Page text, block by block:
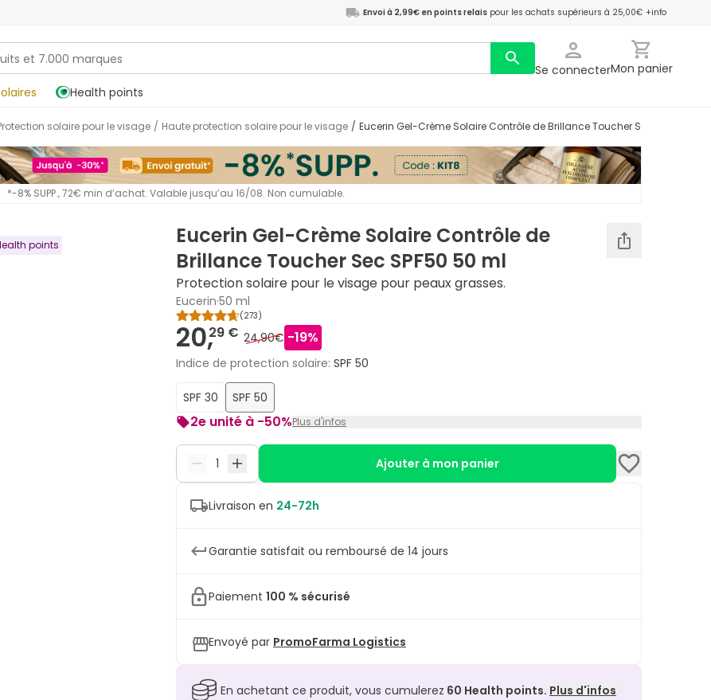
Envoi à 2,99€ en points relais pour les achats supérieurs à 25,00€ +info
Se connecterMon panier
Health points
Protection solaire pour le visage / Haute protection solaire pour le visage / Eucerin Gel-Crème Solaire Contrôle de Brillance Toucher Sec SPF50 50
*-8% SUPP., 72€ min d’achat. Valable jusqu’au 16/08. Non cumulable.
points
Eucerin Gel-Crème Solaire Contrôle de
Brillance Toucher Sec SPF50 50 ml
Protection solaire pour le visage pour peaux grasses.
Eucerin·50 ml
(273)
20,29 € 24,90€ -19%
Indice de protection solaire: SPF 50
SPF 30 SPF 50
2e unité à -50%Plus d'infos
Remise de 50% sur la deuxième unité deEucerin Gel-Crème Solaire Contrôle de
Brillance Toucher Sec SPF50 50 ml. Elle s’applique automatiquement dans votre
panier.
Ajouter à mon panier
Livraison en 24-72h
Garantie satisfait ou remboursé de 14 jours
Paiement 100 % sécurisé
Envoyé par PromoFarma Logistics
En achetant ce produit, vous cumulerez 60 Health points. Plus d'infos